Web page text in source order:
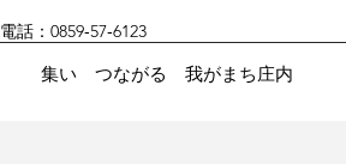
電話：0859‐57‐6123
集い つながる​ 我がまち庄内